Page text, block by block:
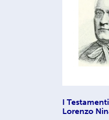
I
Lorenzo